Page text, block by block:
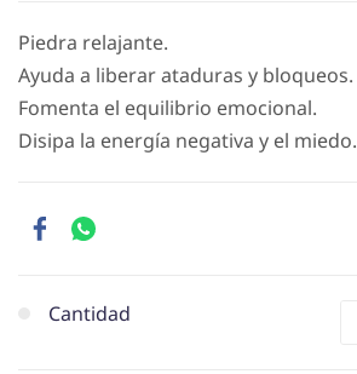
Piedra relajante.
Ayuda a liberar ataduras y bloqueos.
Fomenta el equilibrio emocional.
Disipa la energía negativa y el miedo.
Cantidad